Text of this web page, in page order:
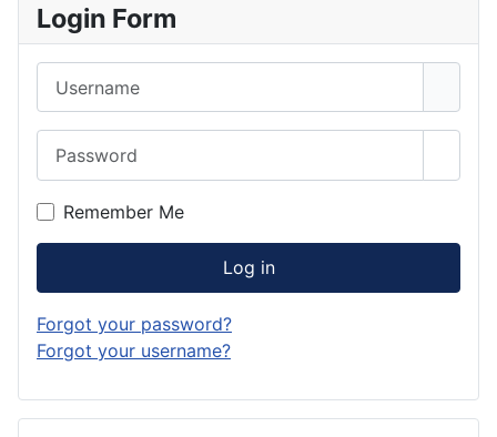
Login Form
Remember Me
Log in
Forgot your password?
Forgot your username?